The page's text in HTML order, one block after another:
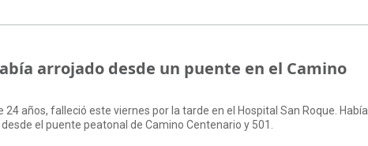
arrojado desde un puente en el Camino
24 años, falleció este viernes por la tarde en el Hospital San Roque. Había
el puente peatonal de Camino Centenario y 501.